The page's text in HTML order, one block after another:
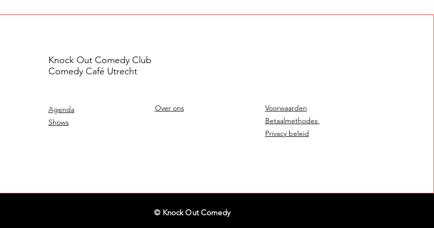
Knock Out Comedy Club
Comedy Café Utrecht
Agenda
Shows
Over ons
Voorwaarden
Betaalmethodes
Privacy beleid
© Knock Out Comedy